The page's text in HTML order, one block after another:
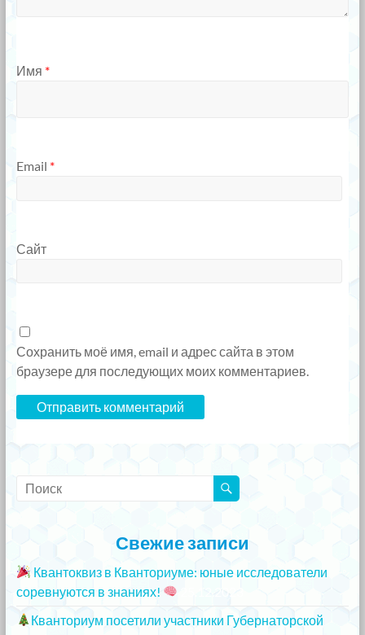
Имя *
Email *
Сайт
Сохранить моё имя, email и адрес сайта в этом
браузере для последующих моих комментариев.
Свежие записи
Квантоквиз в Кванториуме: юные исследователи
соревнуются в знаниях!
25.12.2023
Кванториум посетили участники Губернаторской